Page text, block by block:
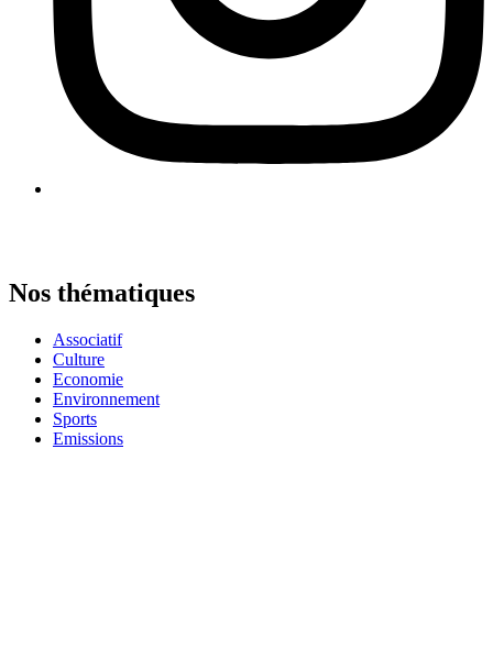
Nos thématiques
Associatif
Culture
Economie
Environnement
Sports
Emissions